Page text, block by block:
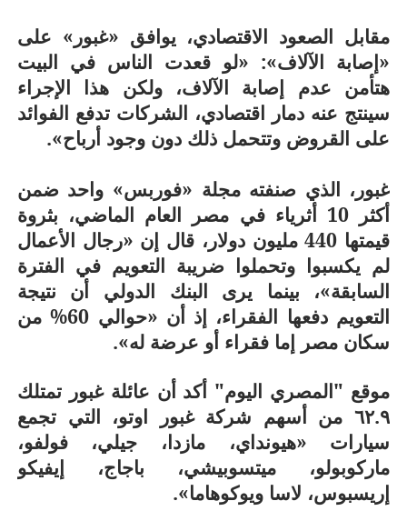
مقابل الصعود الاقتصادي، يوافق «غبور» على
«إصابة الآلاف»: «لو قعدت الناس في البيت
هتأمن عدم إصابة الآلاف، ولكن هذا الإجراء
سينتج عنه دمار اقتصادي، الشركات تدفع الفوائد
على القروض وتتحمل ذلك دون وجود أرباح».
غبور، الذي صنفته مجلة «فوربس» واحد ضمن
أكثر 10 أثرياء في مصر العام الماضي، بثروة
قيمتها 440 مليون دولار، قال إن «رجال الأعمال
لم يكسبوا وتحملوا ضريبة التعويم في الفترة
السابقة»، بينما يرى البنك الدولي أن نتيجة
التعويم دفعها الفقراء، إذ أن «حوالي 60% من
سكان مصر إما فقراء أو عرضة له».
موقع "المصري اليوم" أكد أن عائلة غبور تمتلك
٦٢.٩ من أسهم شركة غبور اوتو، التي تجمع
سيارات «هيونداي، مازدا، جيلي، فولفو،
ماركوبولو، ميتسوبيشي، باجاج، إيفيكو
إريسبوس، لاسا ويوكوهاما».